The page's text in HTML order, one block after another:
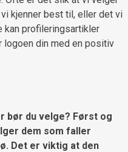
kjenner best til, eller det vi
kan profileringsartikler
din med en positiv
bør du velge? Først og
dem som faller
Det er viktig at den